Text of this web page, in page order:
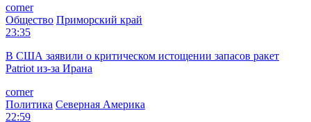
corner
Общество Приморский край
23:35
В США заявили о критическом истощении запасов ракет
Patriot из-за Ирана
corner
Политика Северная Америка
22:59